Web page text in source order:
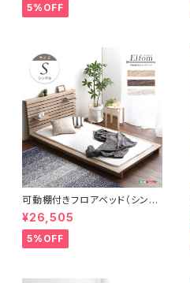
5%OFF
可動棚付きフロアベッド（シング
ル）ベッドフレーム、ロースタイ
ル、スリムヘッドボード｜Elfom
エルフォム HT-NK01S
¥26,505
5%OFF